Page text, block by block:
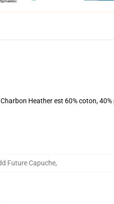
Heather est 60% coton,
Future Capuche,